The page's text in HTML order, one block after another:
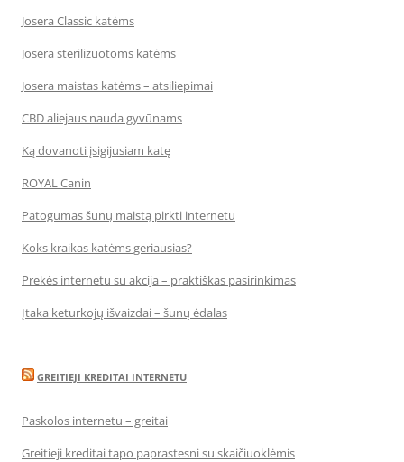
Josera Classic katėms
Josera sterilizuotoms katėms
Josera maistas katėms – atsiliepimai
CBD aliejaus nauda gyvūnams
Ką dovanoti įsigijusiam katę
ROYAL Canin
Patogumas šunų maistą pirkti internetu
Koks kraikas katėms geriausias?
Prekės internetu su akcija – praktiškas pasirinkimas
Įtaka keturkojų išvaizdai – šunų ėdalas
GREITIEJI KREDITAI INTERNETU
Paskolos internetu – greitai
Greitieji kreditai tapo paprastesni su skaičiuoklėmis